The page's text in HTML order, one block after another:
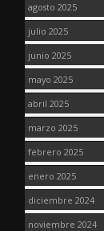
agosto 2025
julio 2025
junio 2025
mayo 2025
abril 2025
marzo 2025
febrero 2025
enero 2025
diciembre 2024
noviembre 2024